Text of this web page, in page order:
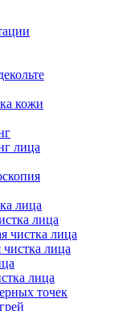
кожи
лица
лица
лица
чистка лица
чистка лица
лица
точек